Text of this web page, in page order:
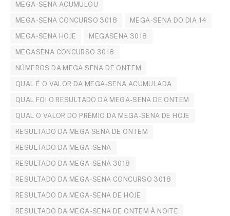
MEGA-SENA ACUMULOU
MEGA-SENA CONCURSO 3018 MEGA-SENA DO DIA 14
MEGA-SENA HOJE MEGASENA 3018
MEGASENA CONCURSO 3018
NÚMEROS DA MEGA SENA DE ONTEM
QUAL É O VALOR DA MEGA-SENA ACUMULADA
QUAL FOI O RESULTADO DA MEGA-SENA DE ONTEM
QUAL O VALOR DO PRÊMIO DA MEGA-SENA DE HOJE
RESULTADO DA MEGA SENA DE ONTEM
RESULTADO DA MEGA-SENA
RESULTADO DA MEGA-SENA 3018
RESULTADO DA MEGA-SENA CONCURSO 3018
RESULTADO DA MEGA-SENA DE HOJE
RESULTADO DA MEGA-SENA DE ONTEM À NOITE